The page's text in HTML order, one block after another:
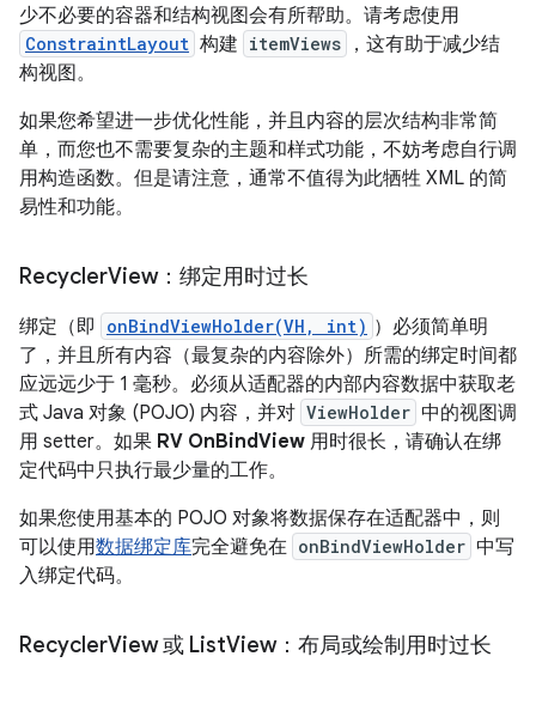
少不必要的容器和结构视图会有所帮助。请考虑使用
ConstraintLayout 构建 itemViews
，这有助于减少结
构视图。
如果您希望进一步优化性能，并且内容的层次结构非常简
单，而您也不需要复杂的主题和样式功能，不妨考虑自行调
用构造函数。但是请注意，通常不值得为此牺牲 XML 的简
易性和功能。
RecyclerView：绑定用时过长
绑定（即 onBindViewHolder(VH, int) ）必须简单明
了，并且所有内容（最复杂的内容除外）所需的绑定时间都
应远远少于 1 毫秒。必须从适配器的内部内容数据中获取老
式 Java 对象 (POJO) 内容，并对 ViewHolder 中的视图调
用 setter。如果 RV OnBindView 用时很长，请确认在绑
定代码中只执行最少量的工作。
如果您使用基本的 POJO 对象将数据保存在适配器中，则
可以使用数据绑定库完全避免在 onBindViewHolder 中写
入绑定代码。
RecyclerView 或 ListView：布局或绘制用时过长